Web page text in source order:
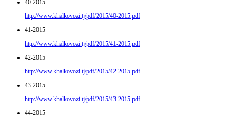
40-2015
http://www.khalkovozi.tj/pdf/2015/40-2015.pdf
41-2015
http://www.khalkovozi.tj/pdf/2015/41-2015.pdf
42-2015
http://www.khalkovozi.tj/pdf/2015/42-2015.pdf
43-2015
http://www.khalkovozi.tj/pdf/2015/43-2015.pdf
44-2015